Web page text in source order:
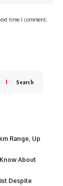
time I comment.
Search
Range, Up
About
Despite